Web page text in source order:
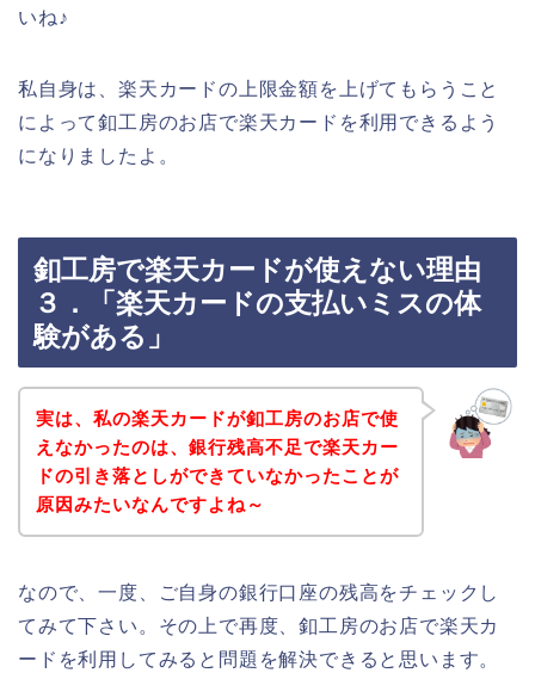
いね♪
私自身は、楽天カードの上限金額を上げてもらうこと
によって釦工房のお店で楽天カードを利用できるよう
になりましたよ。
釦工房で楽天カードが使えない理由
３．「楽天カードの支払いミスの体
験がある」
実は、私の楽天カードが釦工房のお店で使
えなかったのは、銀行残高不足で楽天カー
ドの引き落としができていなかったことが
原因みたいなんですよね～
なので、一度、ご自身の銀行口座の残高をチェックし
てみて下さい。その上で再度、釦工房のお店で楽天カ
ードを利用してみると問題を解決できると思います。